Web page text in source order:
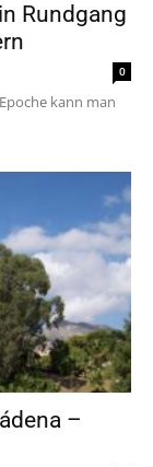
Rundgang
0
kann man
–